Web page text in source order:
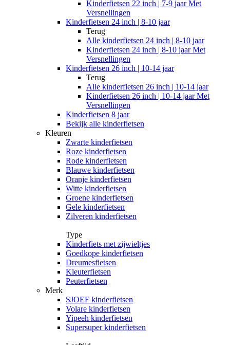
Kinderfietsen 22 inch | 7-9 jaar Met
Versnellingen
Kinderfietsen 24 inch | 8-10 jaar
Terug
Alle kinderfietsen 24 inch | 8-10 jaar
Kinderfietsen 24 inch | 8-10 jaar Met
Versnellingen
Kinderfietsen 26 inch | 10-14 jaar
Terug
Alle kinderfietsen 26 inch | 10-14 jaar
Kinderfietsen 26 inch | 10-14 jaar Met
Versnellingen
Kinderfietsen 8 jaar
Bekijk alle kinderfietsen
Kleuren
Zwarte kinderfietsen
Roze kinderfietsen
Rode kinderfietsen
Blauwe kinderfietsen
Oranje kinderfietsen
Witte kinderfietsen
Groene kinderfietsen
Gele kinderfietsen
Zilveren kinderfietsen
Type
Kinderfiets met zijwieltjes
Goedkope kinderfietsen
Dreumesfietsen
Kleuterfietsen
Peuterfietsen
Merk
SJOEF kinderfietsen
Volare kinderfietsen
Yipeeh kinderfietsen
Supersuper kinderfietsen